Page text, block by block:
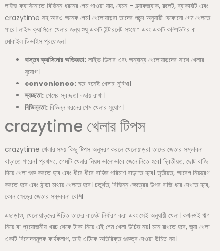
লাইভ ক্যাসিনোতে বিভিন্ন ধরনের গেম পাওয়া যায়, যেমন – ব্ল্যাকজ্যাক, রুলেট, ব্যাকার্যাট এবং
crazytime সহ আরও অনেক গেম। খেলোয়াড়রা তাদের পছন্দ অনুযায়ী যেকোনো গেম খেলতে
পারে। লাইভ ক্যাসিনো খেলার জন্য শুধু একটি ইন্টারনেট সংযোগ এবং একটি কম্পিউটার বা
মোবাইল ডিভাইস প্রয়োজন।
বাস্তব ক্যাসিনোর অভিজ্ঞতা: লাইভ ডিলার এবং অন্যান্য খেলোয়াড়দের সাথে খেলার
সুযোগ।
convenience: ঘরে বসেই খেলার সুবিধা।
স্বচ্ছতা: গেমের স্বচ্ছতা বজায় রাখা।
বিভিন্নতা: বিভিন্ন ধরনের গেম খেলার সুযোগ।
crazytime খেলার টিপস
crazytime খেলার সময় কিছু টিপস অনুসরণ করলে খেলোয়াড়রা তাদের জেতার সম্ভাবনা
বাড়াতে পারেন। প্রথমত, গেমটি খেলার নিয়ম ভালোভাবে জেনে নিতে হবে। দ্বিতীয়ত, ছোট বাজি
দিয়ে খেলা শুরু করতে হবে এবং ধীরে ধীরে বাজির পরিমাণ বাড়াতে হবে। তৃতীয়ত, আবেগ নিয়ন্ত্রণ
করতে হবে এবং ঠান্ডা মাথায় খেলতে হবে। চতুর্থত, বিভিন্ন ক্ষেত্রের উপর বাজি ধরে দেখতে হবে,
কোন ক্ষেত্রে জেতার সম্ভাবনা বেশি।
এছাড়াও, খেলোয়াড়দের উচিত তাদের বাজেট নির্ধারণ করা এবং সেই অনুযায়ী খেলা। কখনওই ঋণ
নিয়ে বা প্রয়োজনীয় খরচ থেকে টাকা নিয়ে এই গেম খেলা উচিত নয়। মনে রাখতে হবে, জুয়া খেলা
একটি বিনোদনমূলক কার্যকলাপ, তাই এটিকে অতিরিক্ত গুরুত্ব দেওয়া উচিত নয়।